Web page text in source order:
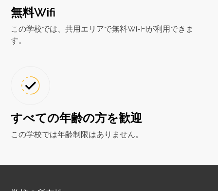
無料Wifi
この学校では、共用エリアで無料Wi-Fiが利用できま
す。
すべての年齢の方を歓迎
この学校では年齢制限はありません。